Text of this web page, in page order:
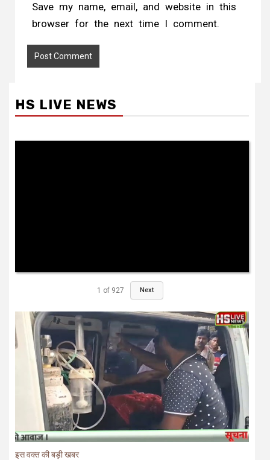
Save my name, email, and website in this
browser for the next time I comment.
HS LIVE NEWS
1 of 927 Next
इस वक्त की बड़ी खबर